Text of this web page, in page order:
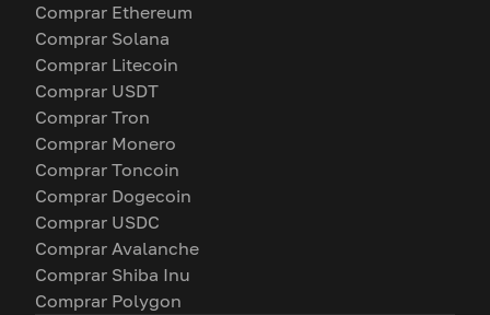
Comprar Ethereum
Comprar Solana
Comprar Litecoin
Comprar USDT
Comprar Tron
Comprar Monero
Comprar Toncoin
Comprar Dogecoin
Comprar USDC
Comprar Avalanche
Comprar Shiba Inu
Comprar Polygon